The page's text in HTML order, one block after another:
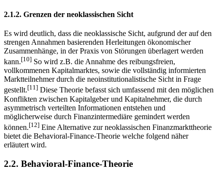
2.1.2. Grenzen der neoklassischen Sicht
Es wird deutlich, dass die neoklassische Sicht, aufgrund der auf den
strengen Annahmen basierenden Herleitungen ökonomischer
Zusammenhänge, in der Praxis von Störungen überlagert werden
kann.[10] So wird z.B. die Annahme des reibungsfreien,
vollkommenen Kapitalmarktes, sowie die vollständig informierten
Marktteilnehmer durch die neoinstitutionalistische Sicht in Frage
gestellt.[11] Diese Theorie befasst sich umfassend mit den möglichen
Konflikten zwischen Kapitalgeber und Kapitalnehmer, die durch
asymmetrisch verteilten Informationen entstehen und
möglicherweise durch Finanzintermediäre gemindert werden
können.[12] Eine Alternative zur neoklassischen Finanzmarkttheorie
bietet die Behavioral-Finance-Theorie welche folgend näher
erläutert wird.
2.2. Behavioral-Finance-Theorie